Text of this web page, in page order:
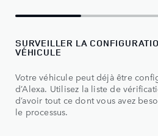
SURVEILLER LA
VÉHICULE
Votre véhicule peut déjà être
d’Alexa. Utilisez la liste de
d’avoir tout ce dont vous avez
le processus.